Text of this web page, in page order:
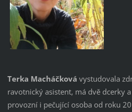
Terka Macháčková vystudovala
ravotnický asistent, má dvě dcerky
provozní i pečující osoba od roku